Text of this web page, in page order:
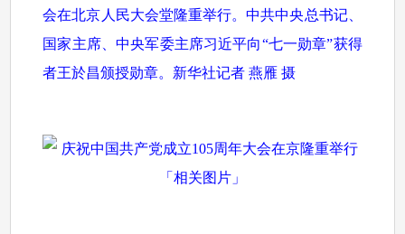
会在北京人民大会堂隆重举行。中共中央总书记、
国家主席、中央军委主席习近平向“七一勋章”获得
者王於昌颁授勋章。新华社记者 燕雁 摄